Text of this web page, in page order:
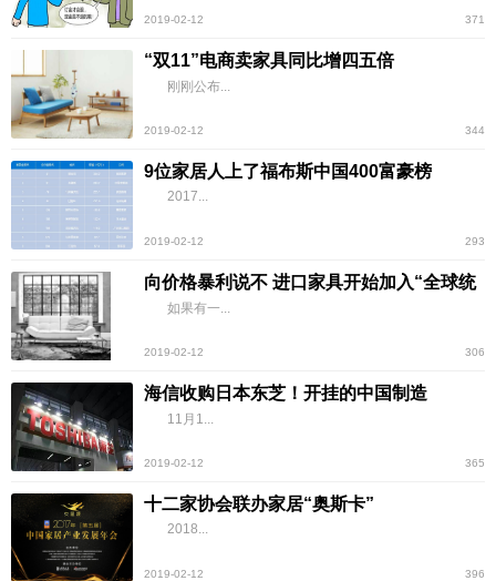
2019-02-12 371
“双11”电商卖家具同比增四五倍
刚刚公布...
2019-02-12 344
9位家居人上了福布斯中国400富豪榜
2017...
2019-02-12 293
向价格暴利说不 进口家具开始加入“全球统
一价”
如果有一...
2019-02-12 306
海信收购日本东芝！开挂的中国制造
11月1...
2019-02-12 365
十二家协会联办家居“奥斯卡”
2018...
2019-02-12 396